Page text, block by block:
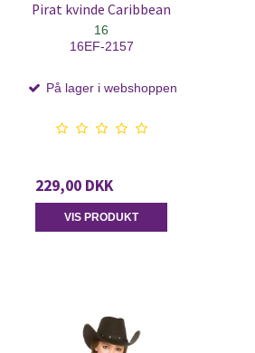
Pirat kvinde Caribbean
16
16EF-2157
På lager i webshoppen
229,00 DKK
VIS PRODUKT